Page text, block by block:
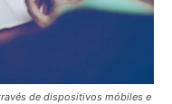
de dispositivos móbiles e